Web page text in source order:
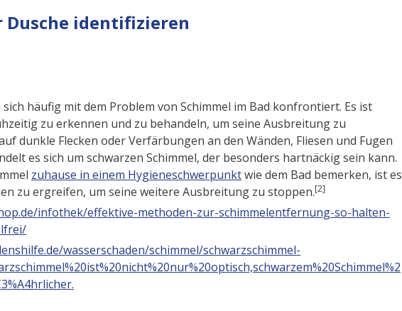
Dusche identifizieren
häufig mit dem Problem von Schimmel im Bad konfrontiert. Es ist
zu erkennen und zu behandeln, um seine Ausbreitung zu
dunkle Flecken oder Verfärbungen an den Wänden, Fliesen und Fugen
es sich um schwarzen Schimmel, der besonders hartnäckig sein kann.
zuhause in einem Hygieneschwerpunktwie dem Bad bemerken, ist es
zu ergreifen, um seine weitere Ausbreitung zu stoppen.[2]
infothek/effektive-methoden-zur-schimmelentfernung-so-halten-
wasserschaden/schimmel/schwarzschimmel-